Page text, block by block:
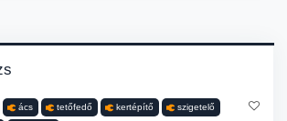
ács tetőfedő kertépítő szigetelő